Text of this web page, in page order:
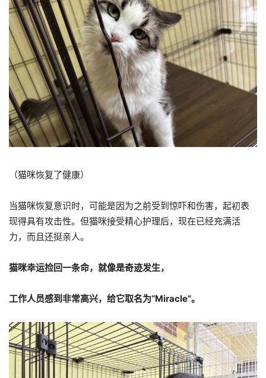
（猫咪恢复了健康）
当猫咪恢复意识时，可能是因为之前受到惊吓和伤害，起初表
现得具有攻击性。但猫咪接受精心护理后，现在已经充满活
力，而且还挺亲人。
猫咪幸运捡回一条命，就像是奇迹发生，
工作人员感到非常高兴，给它取名为“Miracle”。